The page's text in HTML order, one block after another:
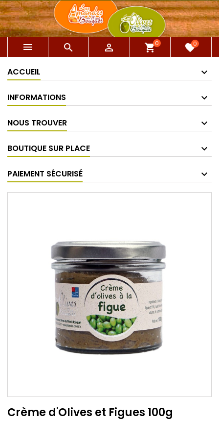
   shopping_cart0 favorite
0
ACCUEIL
INFORMATIONS
NOUS TROUVER
BOUTIQUE SUR PLACE
PAIEMENT SÉCURISÉ
Crème d'Olives et Figues 100g